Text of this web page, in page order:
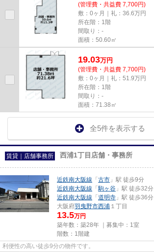
(管理費・共益費 7,700円)
敷：0ヶ月｜礼：36.6万円
所在階：1階
間取り：-
面積：50.60㎡
19.03万円
(管理費・共益費 7,700円)
敷：0ヶ月｜礼：51.9万円
所在階：1階
間取り：-
面積：71.38㎡
全5件を表示する
賃貸｜店舗事務所 西浦1丁目店舗・事務所
近鉄南大阪線 「 古市 」駅 徒歩9分
近鉄南大阪線 「駒ヶ谷 」駅 徒歩32分
近鉄南大阪線 「 道明寺 」駅 徒歩36分
大阪府羽曳野市西浦 １丁目
13.5万円
築年数：築28年 ｜募集中： 1室
階数：1階建
利便性の高い徒歩9分の物件です。